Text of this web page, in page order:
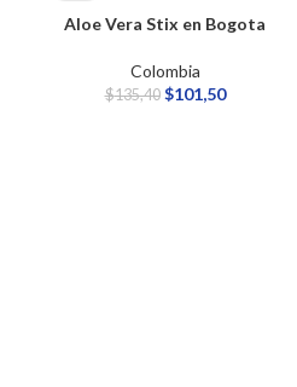
Aloe Vera Stix en Bogota
Colombia
$135,40 $101,50